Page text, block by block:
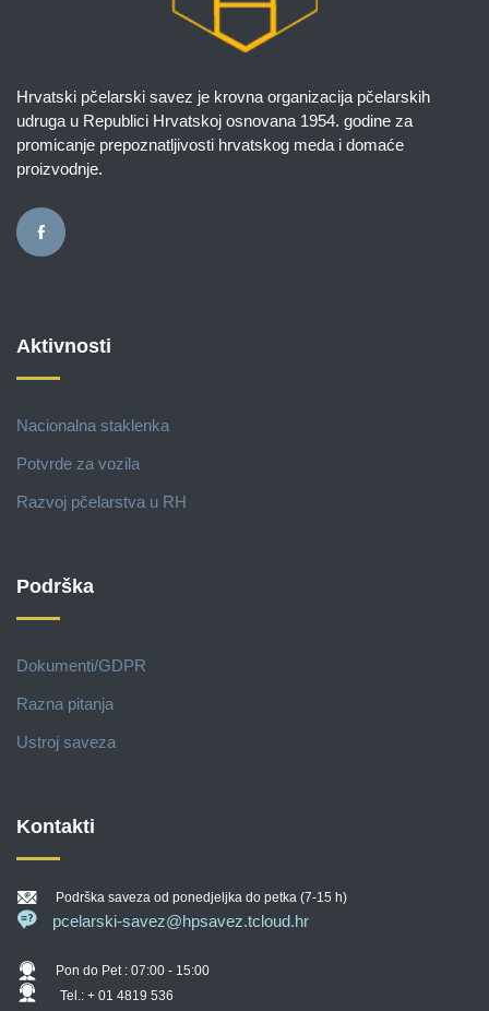
Hrvatski pčelarski savez je krovna organizacija pčelarskih
udruga u Republici Hrvatskoj osnovana 1954. godine za
promicanje prepoznatljivosti hrvatskog meda i domaće
proizvodnje.
Aktivnosti
Nacionalna staklenka
Potvrde za vozila
Razvoj pčelarstva u RH
Podrška
Dokumenti/GDPR
Razna pitanja
Ustroj saveza
Kontakti
Podrška saveza od ponedjeljka do petka (7-15 h)
pcelarski-savez@hpsavez.tcloud.hr
Pon do Pet : 07:00 - 15:00
Tel.: + 01 4819 536